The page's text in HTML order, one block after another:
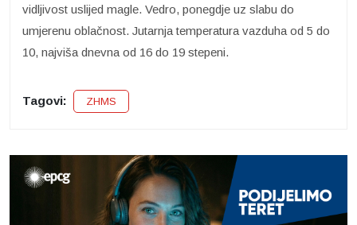
vidljivost uslijed magle. Vedro, ponegdje uz slabu do
umjerenu oblačnost. Jutarnja temperatura vazduha od 5 do
10, najviša dnevna od 16 do 19 stepeni.
Tagovi: ZHMS